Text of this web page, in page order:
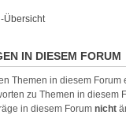
Übersicht
IN DIESEM FORUM
Themen in diesem Forum
zu Themen in diesem
in diesem Forum nicht